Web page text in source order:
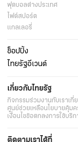
ฟุตบอลต่่างประเทศ
ไฟต์สปอร์ต
แกลเลอรี่
ช็อปปิ้ง
ไทยรัฐอีเวนต์
เกี่ยวกับไทยรัฐ
กิจกรรมร่วมงานกับเราเกี่
ศูนย์ช่วยเหลือนโยบายคุ้ม
เงื่อนไขข้อตกลงการใช้บริก
ติดตามเราได้ที่